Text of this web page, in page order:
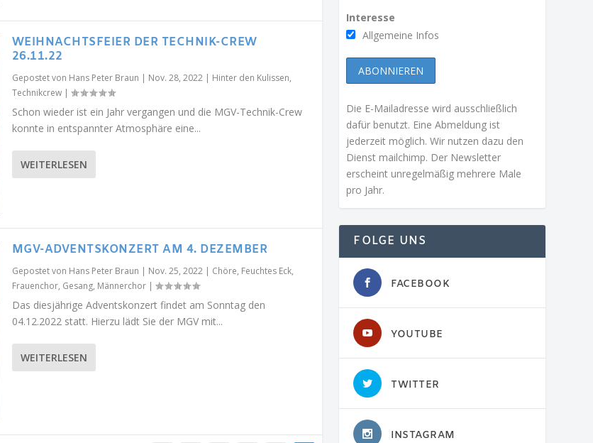
WEIHNACHTSFEIER DER TECHNIK-CREW
26.11.22
Gepostet von Hans Peter Braun | Nov. 28, 2022| Hinter den Kulissen,
Technikcrew|
Schon wieder ist ein Jahr vergangen und die MGV-Technik-Crew
konnte in entspannter Atmosphäre eine...
WEITERLESEN
MGV-ADVENTSKONZERT AM 4. DEZEMBER
Gepostet von Hans Peter Braun | Nov. 25, 2022| Chöre, Feuchtes Eck,
Frauenchor, Gesang, Männerchor|
Das diesjährige Adventskonzert findet am Sonntag den
04.12.2022 statt. Hierzu lädt Sie der MGV mit...
WEITERLESEN
Interesse
Allgemeine Infos
Die E-Mailadresse wird ausschließlich
dafür benutzt. Eine Abmeldung ist
jederzeit möglich. Wir nutzen dazu den
Dienst mailchimp. Der Newsletter
erscheint unregelmäßig mehrere Male
pro Jahr.
FOLGE UNS
FACEBOOK
YOUTUBE
TWITTER
INSTAGRAM